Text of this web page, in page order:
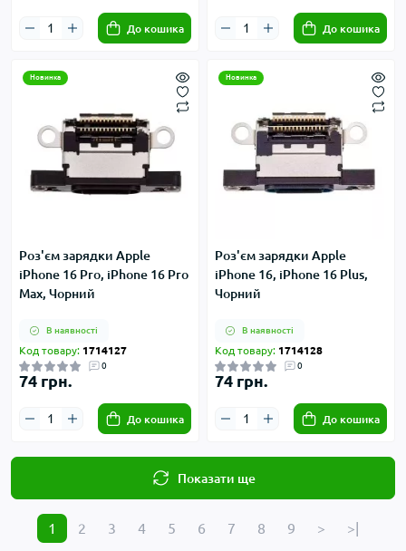
До кошика До кошика
Новинка
Роз'єм зарядки Apple
iPhone 16 Pro, iPhone 16 Pro
Max, Чорний
В наявності
Код товару: 1714127
0
74 грн.
До кошика
Новинка
Роз'єм зарядки Apple
iPhone 16, iPhone 16 Plus,
Чорний
В наявності
Код товару: 1714128
0
74 грн.
До кошика
Показати ще
1 2 3 4 5 6 7 8 9 > >|